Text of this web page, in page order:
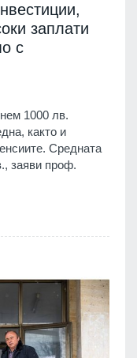
заплати
с
1000 лв.
както и
Средната
заяви проф.